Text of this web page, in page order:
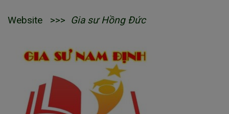
Website >>> Gia sư Hồng Đức